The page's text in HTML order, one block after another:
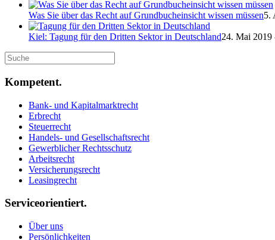
Was Sie über das Recht auf Grundbucheinsicht wissen müssen5.
Kiel: Tagung für den Dritten Sektor in Deutschland24. Mai 2019
Kompetent.
Bank- und Kapitalmarktrecht
Erbrecht
Steuerrecht
Handels- und Gesellschaftsrecht
Gewerblicher Rechtsschutz
Arbeitsrecht
Versicherungsrecht
Leasingrecht
Serviceorientiert.
Über uns
Persönlichkeiten